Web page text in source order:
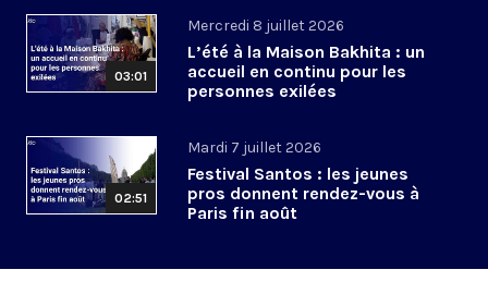
03:01
Mercredi 8 juillet 2026
L’été à la Maison Bakhita : un
accueil en continu pour les
personnes exilées
02:51
Mardi 7 juillet 2026
Festival Santos : les jeunes
pros donnent rendez-vous à
Paris fin août